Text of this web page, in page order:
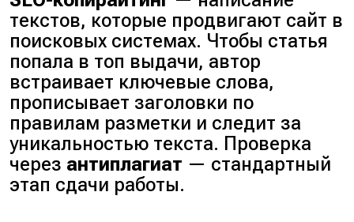
текстов, которые продвигают сайт в
поисковых системах. Чтобы статья
попала в топ выдачи, автор
встраивает ключевые слова,
прописывает заголовки по
правилам разметки и следит за
уникальностью текста. Проверка
через антиплагиат — стандартный
этап сдачи работы.